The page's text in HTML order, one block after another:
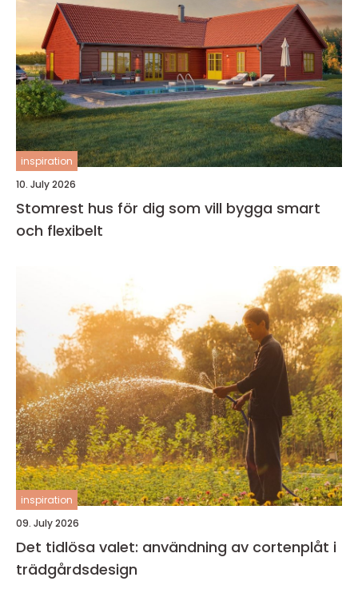
inspiration
10. July 2026
Stomrest hus för dig som vill bygga smart
och flexibelt
inspiration
09. July 2026
Det tidlösa valet: användning av cortenplåt i
trädgårdsdesign